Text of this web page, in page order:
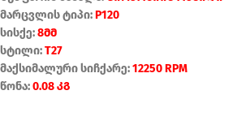
მარცვლის ტიპი:P120
სისქე:8მმ
სტილი:T27
მაქსიმალური სიჩქარე:12250 RPM
წონა:0.08 კგ